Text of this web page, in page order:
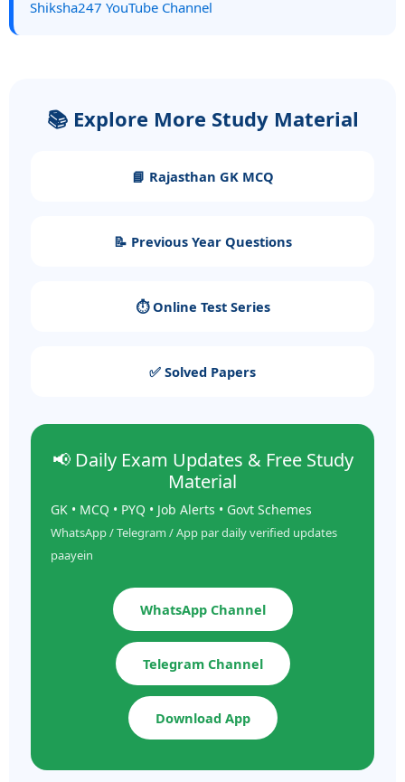
Shiksha247 YouTube Channel
📚 Explore More Study Material
📘 Rajasthan GK MCQ
📝 Previous Year Questions
⏱️ Online Test Series
✅ Solved Papers
📢 Daily Exam Updates & Free Study
Material
GK • MCQ • PYQ • Job Alerts • Govt Schemes
WhatsApp / Telegram / App par daily verified updates
paayein
WhatsApp Channel
Telegram Channel
Download App